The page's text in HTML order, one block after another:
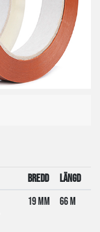
Bredd
Längd
19 mm 66 m